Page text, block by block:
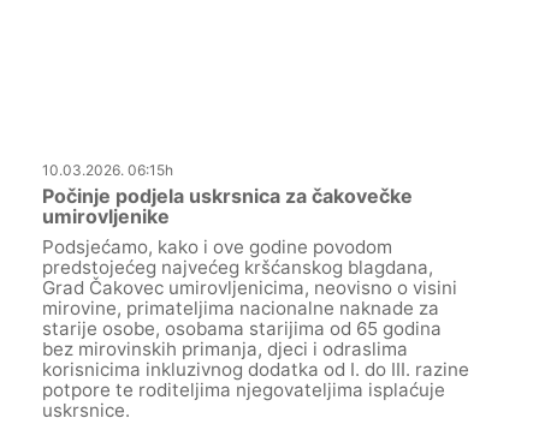
10.03.2026. 06:15h
Počinje podjela uskrsnica za čakovečke
umirovljenike
Podsjećamo, kako i ove godine povodom
predstojećeg najvećeg kršćanskog blagdana,
Grad Čakovec umirovljenicima, neovisno o visini
mirovine, primateljima nacionalne naknade za
starije osobe, osobama starijima od 65 godina
bez mirovinskih primanja, djeci i odraslima
korisnicima inkluzivnog dodatka od I. do III. razine
potpore te roditeljima njegovateljima isplaćuje
uskrsnice.